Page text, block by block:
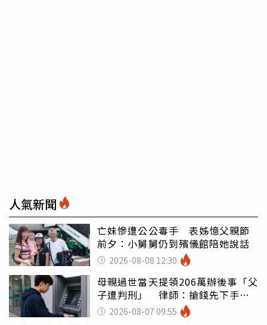
人氣新聞
亡妹慘遭公公毒手 表姊憶父親節
前夕：小舅舅仍到殯儀館陪她說話
2026-08-08 12:30
母親過世當天提領206萬辦後事「父
子遭判刑」 律師：搶錢先下手是
罪 2026-08-07 09:55